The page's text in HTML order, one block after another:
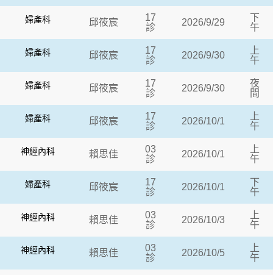
婦產科 邱筱宸
17
診
2026/9/29
下
午
婦產科 邱筱宸
17
診
2026/9/30
上
午
婦產科 邱筱宸
17
診
2026/9/30
夜
間
婦產科 邱筱宸
17
診
2026/10/1
上
午
神經內科 賴思佳
03
診
2026/10/1
上
午
婦產科 邱筱宸
17
診
2026/10/1
下
午
神經內科 賴思佳
03
診
2026/10/3
上
午
神經內科 賴思佳
03
診
2026/10/5
上
午